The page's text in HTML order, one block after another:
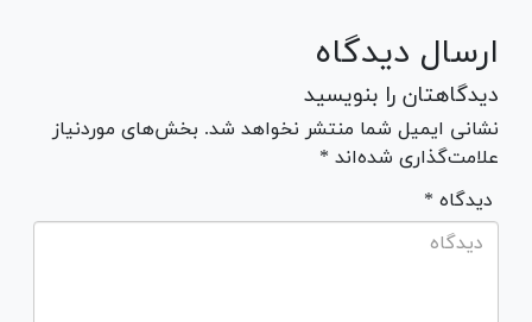
ارسال دیدگاه
دیدگاهتان را بنویسید
نشانی ایمیل شما منتشر نخواهد شد. بخش‌های موردنیاز
علامت‌گذاری شده‌اند *
* دیدگاه